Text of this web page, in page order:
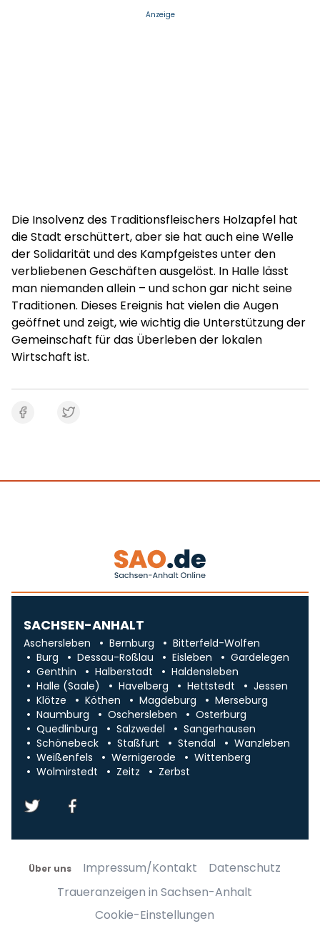
Anzeige
Die Insolvenz des Traditionsfleischers Holzapfel hat
die Stadt erschüttert, aber sie hat auch eine Welle
der Solidarität und des Kampfgeistes unter den
verbliebenen Geschäften ausgelöst. In Halle lässt
man niemanden allein – und schon gar nicht seine
Traditionen. Dieses Ereignis hat vielen die Augen
geöffnet und zeigt, wie wichtig die Unterstützung der
Gemeinschaft für das Überleben der lokalen
Wirtschaft ist.
SACHSEN-ANHALT
Aschersleben Bernburg
Bitterfeld-Wolfen
Burg
Dessau-Roßlau Eisleben
Gardelegen
Genthin
Halberstadt
Haldensleben
Halle (Saale)
Havelberg Hettstedt
Jessen
Klötze
Köthen Magdeburg
Merseburg
Naumburg
Oschersleben
Osterburg
Quedlinburg
Salzwedel
Sangerhausen
Schönebeck
Staßfurt Stendal
Wanzleben
Weißenfels
Wernigerode
Wittenberg
Wolmirstedt
Zeitz Zerbst
Über uns Impressum/Kontakt
Datenschutz
Traueranzeigen in Sachsen-Anhalt
Cookie-Einstellungen